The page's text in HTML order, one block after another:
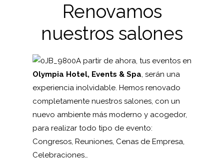
Renovamos
nuestros salones
A partir de ahora, tus eventos en
Olympia Hotel, Events & Spa, serán una
experiencia inolvidable. Hemos renovado
completamente nuestros salones, con un
nuevo ambiente más moderno y acogedor,
para realizar todo tipo de evento:
Congresos, Reuniones, Cenas de Empresa,
Celebraciones…